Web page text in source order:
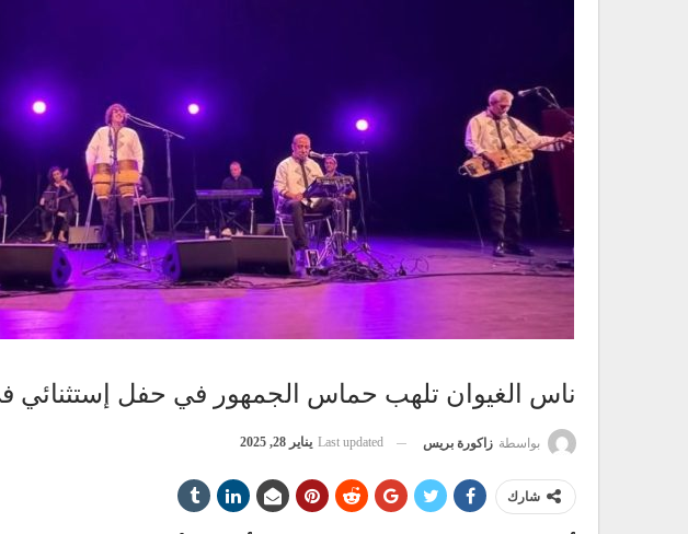
ناس الغيوان تلهب حماس الجمهور في حفل إستثنائي
بواسطة زاكورة بريس Last updated يناير 28, 2025
شارك